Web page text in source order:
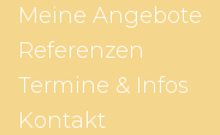
Meine Angebote
Referenzen
Termine & Infos
Kontakt